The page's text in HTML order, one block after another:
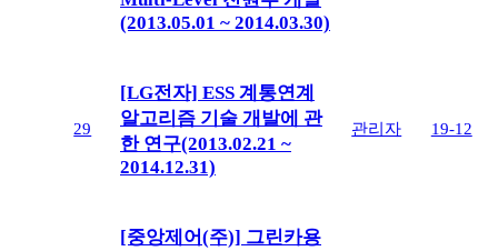
(2013.05.01 ~ 2014.03.30)
29
[LG전자] ESS 계통연계
알고리즘 기술 개발에 관
한 연구(2013.02.21 ~
2014.12.31)
관리자 19-12
[중앙제어(주)] 그린카용